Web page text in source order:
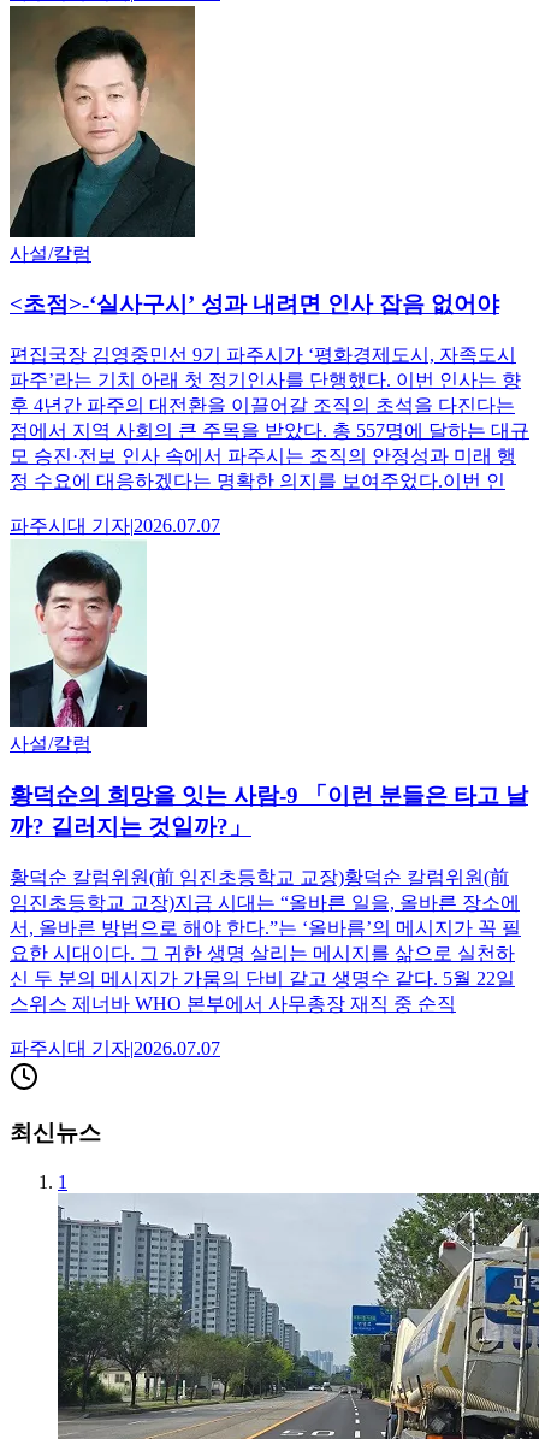
사설/칼럼
<초점>-‘실사구시’ 성과 내려면 인사 잡음 없어야
편집국장 김영중민선 9기 파주시가 ‘평화경제도시, 자족도시
파주’라는 기치 아래 첫 정기인사를 단행했다. 이번 인사는 향
후 4년간 파주의 대전환을 이끌어갈 조직의 초석을 다진다는
점에서 지역 사회의 큰 주목을 받았다. 총 557명에 달하는 대규
모 승진·전보 인사 속에서 파주시는 조직의 안정성과 미래 행
정 수요에 대응하겠다는 명확한 의지를 보여주었다.이번 인
파주시대 기자|2026.07.07
사설/칼럼
황덕순의 희망을 잇는 사람-9 「이런 분들은 타고 날
까? 길러지는 것일까?」
황덕순 칼럼위원(前 임진초등학교 교장)황덕순 칼럼위원(前
임진초등학교 교장)지금 시대는 “올바른 일을, 올바른 장소에
서, 올바른 방법으로 해야 한다.”는 ‘올바름’의 메시지가 꼭 필
요한 시대이다. 그 귀한 생명 살리는 메시지를 삶으로 실천하
신 두 분의 메시지가 가뭄의 단비 같고 생명수 같다. 5월 22일
스위스 제너바 WHO 본부에서 사무총장 재직 중 순직
파주시대 기자|2026.07.07
최신뉴스
1